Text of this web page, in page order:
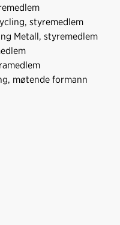
styremedlem
Metall, styremedlem
møtende formann